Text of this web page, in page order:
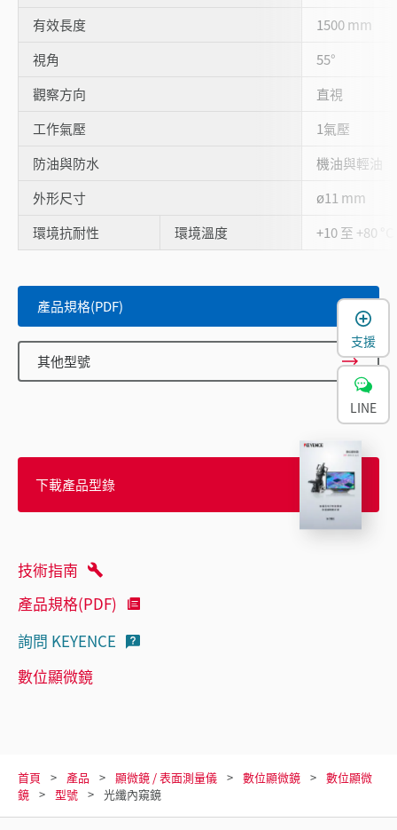
有效長度
1500 mm
視角
55°
觀察方向
直視
工作氣壓
1氣壓
防油與防水
機油與輕油
外形尺寸
ø11 mm
環境抗耐性
環境溫度 +10 至 +80 °C
產品規格(PDF)
其他型號
下載產品型錄
技術指南
產品規格(PDF)
詢問 KEYENCE
數位顯微鏡
首頁 產品 顯微鏡 / 表面測量儀 數位顯微鏡
數位顯微
鏡
型號 光纖內窺鏡
支援
LINE